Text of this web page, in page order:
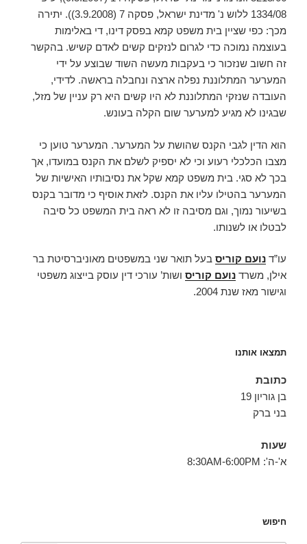
1334/08 ללוש נ' מדינת ישראל, פסקה 7 (3.9.2008)). יתירה
מכך: כפי שציין בית משפט קמא בפסק דינו, די באלימות
בעוצמה נמוכה כדי לגרום לנזקים קשים לאדם קשיש. בהקשר
זה חשוב שנזכור כי בעקבות מעשה השוד שבוצע על ידי
המערער המתלוננת נפלה ארצה ונחבלה בראשה. לדידי,
העובדה שנזקי המתלוננת לא היו קשים היא רק עניין של מזל,
שבגינו לא מגיע למערער שום הקלה בעונש.
הוא הדין לגבי הקנס שהושת על המערער. המערער טוען כי
מצבו הכלכלי רעוע וכי לא יספיק לשלם את הקנס במועדו, אך
בכך לא סגי. בית משפט קמא שקל את נסיבותיו האישיות של
המערער בהטילו עליו את הקנס. לזאת אוסיף כי מדובר בקנס
בשיעור נמוך, וגם מסיבה זו לא ראה בית המשפט כל סיבה
לבטלו או לשנותו.
עו”ד נועם קוריס בעל תואר שני במשפטים מאוניברסיטת בר
אילן, משרד נועם קוריס ושות’ עורכי דין עוסק בייצוג משפטי
וגישור מאז שנת 2004.
תמצאו אותנו
כתובת
בן גוריון 19
בני ברק
שעות
א'-ה': 8:30AM-6:00PM
חיפוש